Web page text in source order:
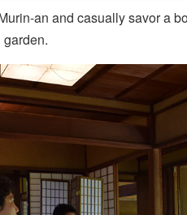
an and casually savor a